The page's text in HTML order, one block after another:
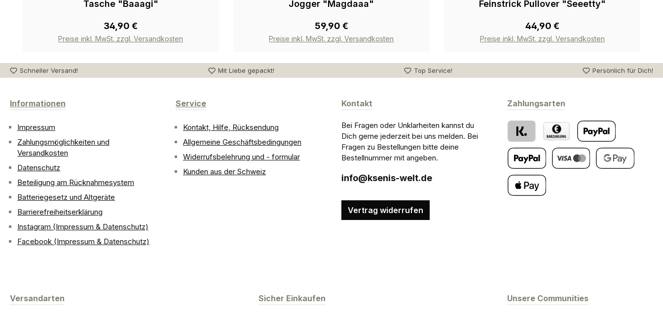
Tasche "Baaagi"
34,90 €
Preise inkl. MwSt. zzgl. Versandkosten
Jogger "Magdaaa"
59,90 €
Preise inkl. MwSt. zzgl. Versandkosten
Feinstrick Pullover "Seeetty"
44,90 €
Preise inkl. MwSt. zzgl. Versandkosten
Schneller Versand! Mit Liebe gepackt! Top Service! Persönlich für Dich!
Informationen
Impressum
Zahlungsmöglichkeiten und
Versandkosten
Datenschutz
Beteiligung am Rücknahmesystem
Batteriegesetz und Altgeräte
Barrierefreiheitserklärung
Instagram (Impressum & Datenschutz)
Facebook (Impressum & Datenschutz)
Service
Kontakt, Hilfe, Rücksendung
Allgemeine Geschäftsbedingungen
Widerrufsbelehrung und - formular
Kunden aus der Schweiz
Kontakt
Bei Fragen oder Unklarheiten kannst du
Dich gerne jederzeit bei uns melden. Bei
Fragen zu Bestellungen bitte deine
Bestellnummer mit angeben.
info@ksenis-welt.de
Vertrag widerrufen
Unsere Communities
Zahlungsarten
PayPal
Später Bezahlen
Klarna Barzahlung bei Abholung
Versandarten Sicher Einkaufen